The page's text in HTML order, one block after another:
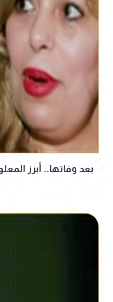
بعد وفاتها.. أبرز